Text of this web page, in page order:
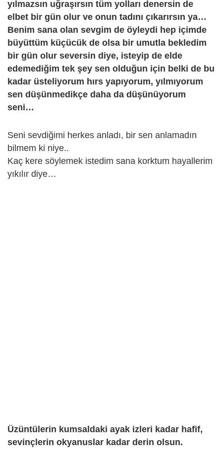
yılmazsın uğraşırsın tüm yolları denersin de
elbet bir gün olur ve onun tadını çıkarırsın ya…
Benim sana olan sevgim de öyleydi hep içimde
büyüttüm küçücük de olsa bir umutla bekledim
bir gün olur seversin diye, isteyip de elde
edemediğim tek şey sen olduğun için belki de bu
kadar üsteliyorum hırs yapıyorum, yılmıyorum
sen düşünmedikçe daha da düşünüyorum
seni…
Seni sevdiğimi herkes anladı, bir sen anlamadın
bilmem ki niye..
Kaç kere söylemek istedim sana korktum hayallerim
yıkılır diye…
Üzüntülerin kumsaldaki ayak izleri kadar hafif,
sevinçlerin okyanuslar kadar derin olsun.